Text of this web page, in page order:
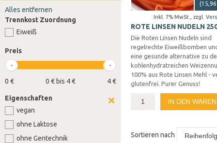
Inkl. 7% MwSt. zzgl.
(
ROTE LINSEN NUDELN
Die Roten Linsen Nudeln sind
regelrechte Eiweißbomben
eine gesunde alternative zu
kohlenhydratreichen
100% aus Rote Linsen Mehl -
glutenfrei. Purer Genuss!
IN DEN
Sortieren nach
Alles entfernen
Trennkost Zuordnung
Eiweiß
Preis
0 € 4 €
0 € bis 4 €
Eigenschaften
vegan
ohne Laktose
ohne Gentechnik